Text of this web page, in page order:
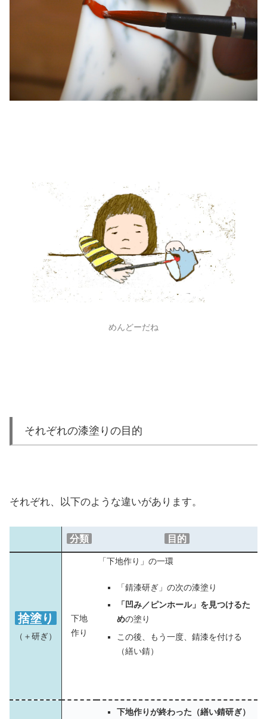
めんどーだね
それぞれの漆塗りの目的
それぞれ、以下のような違いがあります。
分類 目的
捨塗り
（＋研ぎ）
下地
作り
「下地作り」の一環
「錆漆研ぎ」の次の漆塗り
「凹み／ピンホール」を見つけるた
めの塗り
この後、もう一度、錆漆を付ける
（繕い錆）
下地作りが終わった（繕い錆研ぎ）